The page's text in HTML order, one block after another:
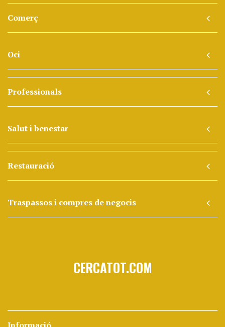
Comerç
Oci
Professionals
Salut i benestar
Restauració
Traspassos i compres de negocis
CERCATOT.COM